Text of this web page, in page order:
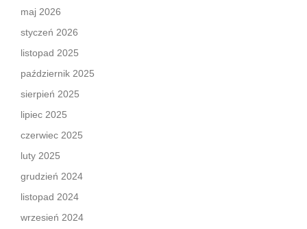
maj 2026
styczeń 2026
listopad 2025
październik 2025
sierpień 2025
lipiec 2025
czerwiec 2025
luty 2025
grudzień 2024
listopad 2024
wrzesień 2024